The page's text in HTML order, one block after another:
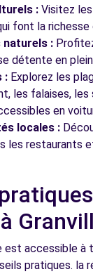
: Visitez
font la richesse
naturels :
détente en
: Explorez les
les falaises,
en
locales :
les restaurants
est accessible
pratiques. la